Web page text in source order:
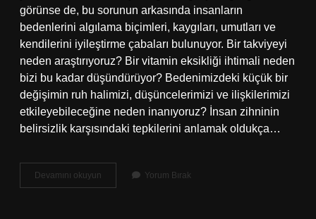
görünse de, bu sorunun arkasında insanların
bedenlerini algılama biçimleri, kaygıları, umutları ve
kendilerini iyileştirme çabaları bulunuyor. Bir takviyeyi
neden araştırıyoruz? Bir vitamin eksikliği ihtimali neden
bizi bu kadar düşündürüyor? Bedenimizdeki küçük bir
değişimin ruh halimizi, düşüncelerimizi ve ilişkilerimizi
etkileyebileceğine neden inanıyoruz? İnsan zihninin
belirsizlik karşısındaki tepkilerini anlamak oldukça…
Devamını okuyun
vitamini
Yorum Bırak